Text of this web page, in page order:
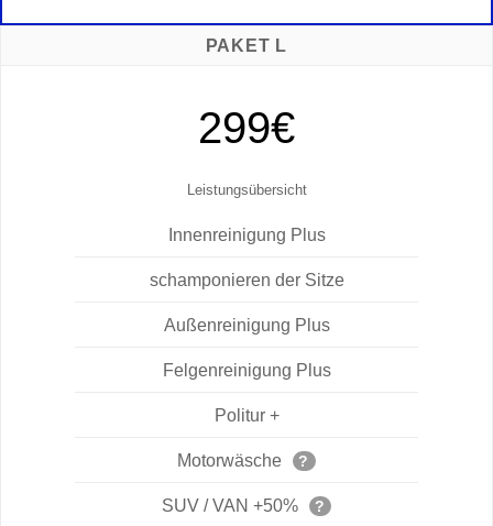
PAKET L
299€
Leistungsübersicht
Innenreinigung Plus
schamponieren der Sitze
Außenreinigung Plus
Felgenreinigung Plus
Politur +
Motorwäsche ?
SUV / VAN +50% ?